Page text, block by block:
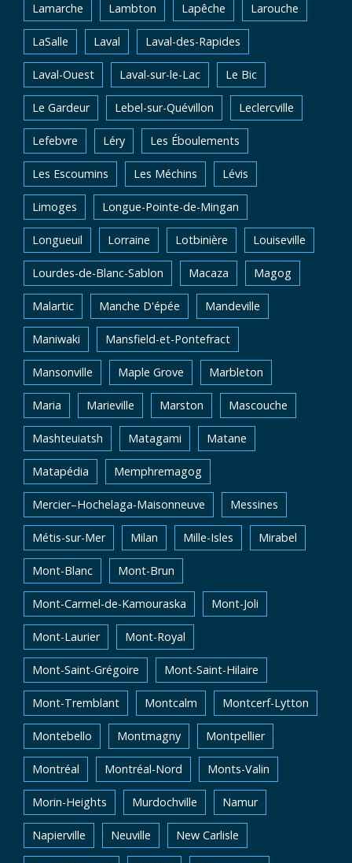
Lamarche Lambton Lapêche Larouche
LaSalle Laval Laval-des-Rapides
Laval-Ouest Laval-sur-le-Lac Le Bic
Le Gardeur Lebel-sur-Quévillon Leclercville
Lefebvre Léry Les Éboulements
Les Escoumins Les Méchins Lévis
Limoges Longue-Pointe-de-Mingan
Longueuil Lorraine Lotbinière Louiseville
Lourdes-de-Blanc-Sablon Macaza Magog
Malartic Manche D'épée Mandeville
Maniwaki Mansfield-et-Pontefract
Mansonville Maple Grove Marbleton
Maria Marieville Marston Mascouche
Mashteuiatsh Matagami Matane
Matapédia Memphremagog
Mercier–Hochelaga-Maisonneuve Messines
Métis-sur-Mer Milan Mille-Isles Mirabel
Mont-Blanc Mont-Brun
Mont-Carmel-de-Kamouraska Mont-Joli
Mont-Laurier Mont-Royal
Mont-Saint-Grégoire Mont-Saint-Hilaire
Mont-Tremblant Montcalm Montcerf-Lytton
Montebello Montmagny Montpellier
Montréal Montréal-Nord Monts-Valin
Morin-Heights Murdochville Namur
Napierville Neuville New Carlisle